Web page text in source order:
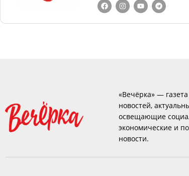
«Вечёрка» —
новостей,
освещающие
экономические и
новости.